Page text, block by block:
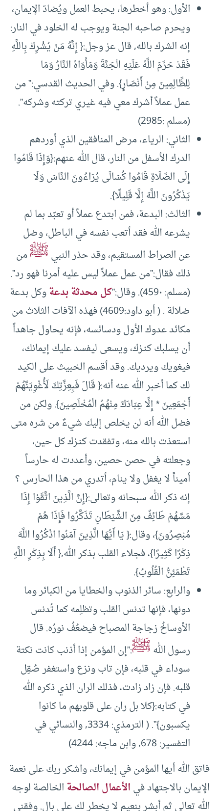
الأول: وهو أخطرها، يحبط العمل ويُضادّ الإيمان،
ويحرم صاحبه الجنة ويوجب له الخلود في النار:
إنه الشرك بالله, قال عز وجل:{ إِنَّهُ مَنْ يُشْرِكْ بِاللَّهِ
فَقَدْ حَرَّمَ اللَّهُ عَلَيْهِ الْجَنَّةَ وَمَأْوَاهُ النَّارُ وَمَا
لِلظَّالِمِينَ مِنْ أَنْصَارٍ}. وفي الحديث القدسي:” من
عمل عملاً أشرك معي فيه غيري تركته وشركه”.
(مسلم :2985)
الثاني: الرياء، مرض المنافقين الذي أوردهم
الدرك الأسفل من النار، قال الله عنهم:{وَإِذَا قَامُوا
إِلَى الصَّلَاةِ قَامُوا كُسَالَى يُرَاءُونَ النَّاسَ وَلَا
يَذْكُرُونَ اللَّهَ إِلَّا قَلِيلًا}.
الثالث: البدعة، فمن ابتدع عملاً أو تعبّد بما لم
يشرعه الله فقد أتعب نفسه في الباطل، وضل
عن الصراط المستقيم، وقد حذر النبيﷺمن
ذلك فقال:”من عمل عملاً ليس عليه أمرنا فهو رد”.
(مسلم: 459٠). وقال:”
كل محدثة بدعةوكل بدعة
ضلالة . ( أبو داود:4609) فهذه الآفات الثلاث من
مكائد عدوك الأول ودسائسه، فإنه يحاول جاهداً
أن يسلبك كنـزك، ويسعى ليفسد عليك إيمانك،
فيغويك ويرديك. وقد أقسم الخبيث على الكيد
لك كما أخبر الله عنه أنه:{ قَالَ فَبِعِزَّتِكَ لَأُغْوِيَنَّهُمْ
أَجْمَعِينَ * إِلَّا عِبَادَكَ مِنْهُمُ الْمُخْلَصِينَ}. ولكن من
فضل الله أنه لن يخلص إليك شيءٌ من شره متى
استعذت بالله منه، وتفقدت كنـزك كل حين،
وجعلته في حصن حصين، وأعددت له حارساً
أميناً لا يغفل ولا ينام، أتدري من هذا الحارس ؟
إنه ذكر الله سبحانه وتعالى:{إِنَّ الَّذِينَ اتَّقَوْا إِذَا
مَسَّهُمْ طَائِفٌ مِنَ الشَّيْطَانِ تَذَكَّرُوا فَإِذَا هُمْ
مُبْصِرُونَ}، وقال:{ يَا أَيُّهَا الَّذِينَ آمَنُوا اذْكُرُوا اللَّهَ
ذِكْرًا كَثِيرًا}، فجلاء القلب بذكر الله,{ أَلَا بِذِكْرِ اللَّهِ
تَطْمَئِنُّ الْقُلُوبُ}.
والرابع: سائر الذنوب والخطايا من الكبائر وما
دونها، فإنها تدنس القلب وتظلِمه كما تُدنس
الأوساخُ زجاجة المصباح فيضعُفُ نورُه. قال
رسول اللهﷺ:”إن المؤمن إذا أذنب كانت نكتة
سوداء في قلبه، فإن تاب ونزع واستغفر صُقِل
قلبه. فإن زاد زادت، فذلك الران الذي ذكره الله
في كتابه:{كلا بل ران على قلوبهم ما كانوا
يكسبون}”. ( الترمذي: 3334, والنسائي في
التفسير: 678, وابن ماجه: 4244)
فاتق الله أيها المؤمن في إيمانك، واشكر ربك على نعمة
الإيمان بالاجتهاد فيالأعمال الصالحةالخالصة لوجه
الله تعالى ثم أبشر بنعيم لا يخطر لك على بال. وفقني